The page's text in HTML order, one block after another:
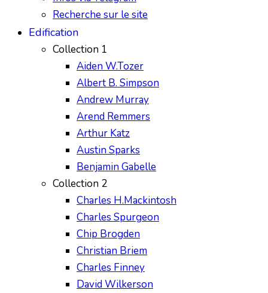
Recherche sur le site
Edification
Collection 1
Aiden W.Tozer
Albert B. Simpson
Andrew Murray
Arend Remmers
Arthur Katz
Austin Sparks
Benjamin Gabelle
Collection 2
Charles H.Mackintosh
Charles Spurgeon
Chip Brogden
Christian Briem
Charles Finney
David Wilkerson